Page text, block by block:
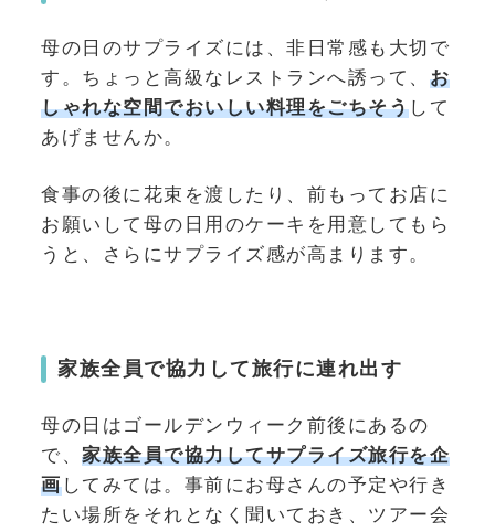
母の日のサプライズには、非日常感も大切で
す。ちょっと高級なレストランへ誘って、 お
しゃれな空間でおいしい料理をごちそうして
あげませんか。
食事の後に花束を渡したり、前もってお店に
お願いして母の日用のケーキを用意してもら
うと、さらにサプライズ感が高まります。
家族全員で協力して旅行に連れ出す
母の日はゴールデンウィーク前後にあるの
で、 家族全員で協力してサプライズ旅行を企
画してみては。事前にお母さんの予定や行き
たい場所をそれとなく聞いておき、ツアー会